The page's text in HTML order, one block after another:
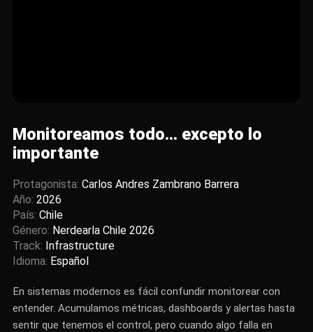
Monitoreamos todo… excepto lo
importante
Protagonista: Carlos Andres Zambrano Barrera
Año: 2026
País: Chile
Género: Nerdearla Chile 2026
Track: Infrastructure
Idioma: Español
En sistemas modernos es fácil confundir monitorear con
entender. Acumulamos métricas, dashboards y alertas hasta
sentir que tenemos el control, pero cuando algo falla en